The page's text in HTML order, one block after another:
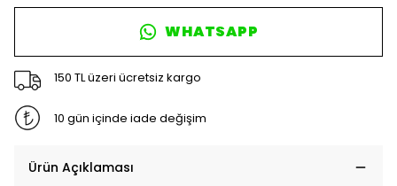
WHATSAPP
150 TL üzeri ücretsiz kargo
10 gün içinde iade değişim
Ürün Açıklaması